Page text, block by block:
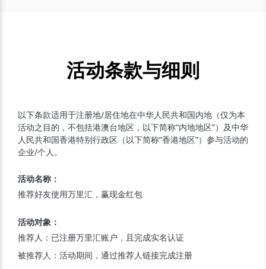
活动条款与细则
以下条款适用于注册地/居住地在中华人民共和国内地（仅为本
活动之目的，不包括港澳台地区，以下简称“内地地区”）及中华
人民共和国香港特别行政区（以下简称“香港地区”）参与活动的
企业/个人。
活动名称 ：
推荐好友使用万里汇，赢现金红包
活动对象 ：
推荐人： 已注册万里汇账户，且完成实名认证
被推荐人： 活动期间，通过推荐人链接完成注册